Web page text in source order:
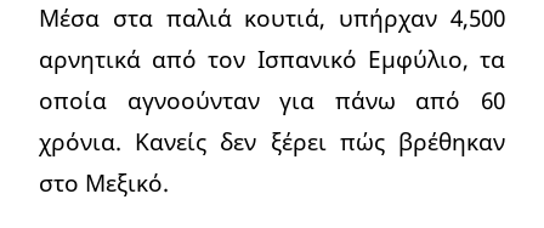
Μέσα στα παλιά κουτιά, υπήρχαν 4,500
αρνητικά από τον Ισπανικό Εμφύλιο, τα
οποία αγνοούνταν για πάνω από 60
χρόνια. Κανείς δεν ξέρει πώς βρέθηκαν
στο Μεξικό.